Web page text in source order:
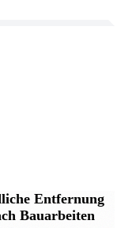
Entfernung
Bauarbeiten